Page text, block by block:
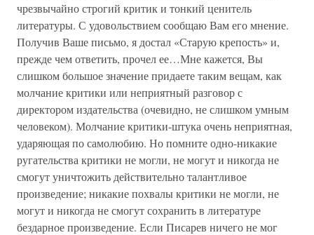
чрезвычайно строгий критик и тонкий ценитель
литературы. С удовольствием сообщаю Вам его мнение.
Получив Ваше письмо, я достал «Старую крепость» и,
прежде чем ответить, прочел ее…Мне кажется, Вы
слишком большое значение придаете таким вещам, как
молчание критики или неприятный разговор с
директором издательства (очевидно, не слишком умным
человеком). Молчание критики-штука очень неприятная,
ударяющая по самолюбию. Но помните одно-никакие
ругательства критики не могли, не могут и никогда не
смогут уничтожить действительно талантливое
произведение; никакие похвалы критики не могли, не
могут и никогда не смогут сохранить в литературе
бездарное произведение. Если Писарев ничего не мог